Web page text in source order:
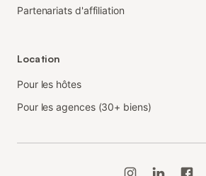
Partenariats d'affiliation
Location
Pour les hôtes
Pour les agences (30+ biens)